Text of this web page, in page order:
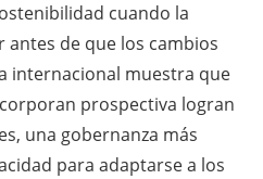
cuando la
antes de que los cambios
internacional muestra que
prospectiva logran
una gobernanza más
para adaptarse a los